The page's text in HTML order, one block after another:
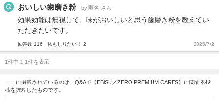
おいしい歯磨き粉 by 匿名 さん
効果効能は無視して、味がおいしいと思う歯磨き粉を教えてい
ただきたいです。
回答数 116 私もしりたい！ 2 2025/7/2
1件中 1-1件を表示
ここに掲載されているのは、Q&Aで【EBiSU／ZERO PREMIUM CARES】に関する投
稿を抜粋したものです。